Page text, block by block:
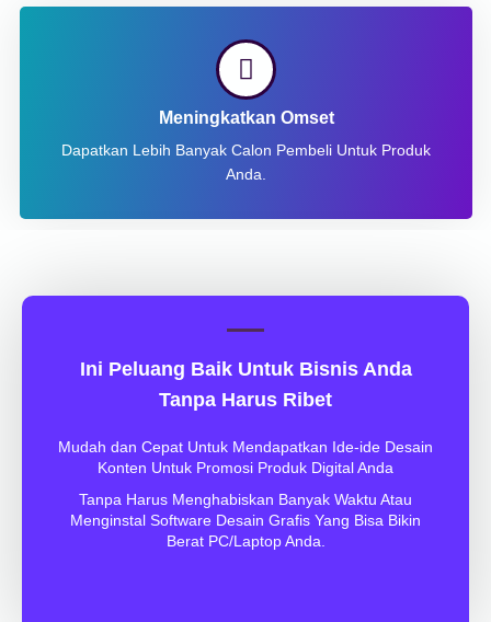
Meningkatkan Omset
Dapatkan Lebih Banyak Calon Pembeli Untuk Produk
Anda.
Ini Peluang Baik Untuk Bisnis Anda
Tanpa Harus Ribet
Mudah dan Cepat Untuk Mendapatkan Ide-ide Desain
Konten Untuk Promosi Produk Digital Anda
Tanpa Harus Menghabiskan Banyak Waktu Atau
Menginstal Software Desain Grafis Yang Bisa Bikin
Berat PC/Laptop Anda.